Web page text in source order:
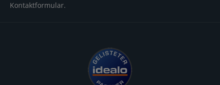
Kontaktformular.